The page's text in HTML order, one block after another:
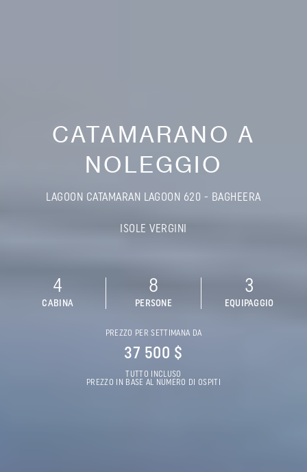
CATAMARANO A
NOLEGGIO
LAGOON CATAMARAN LAGOON 620 - BAGHEERA
ISOLE VERGINI
4
CABINA
8
PERSONE
3
EQUIPAGGIO
PREZZO PER SETTIMANA DA
37 500 $
TUTTO INCLUSO
PREZZO IN BASE AL NUMERO DI OSPITI